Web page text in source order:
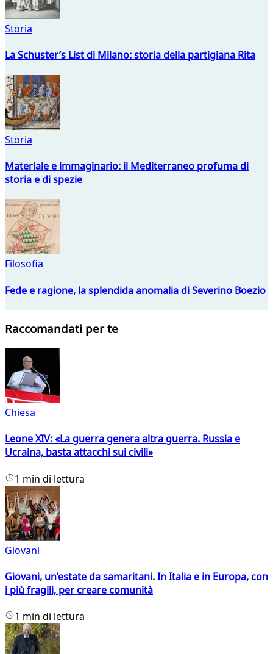
Storia
La Schuster’s List di Milano: storia della partigiana Rita
Storia
Materiale e immaginario: il Mediterraneo profuma di
storia e di spezie
Filosofia
Fede e ragione, la splendida anomalia di Severino Boezio
Raccomandati per te
Chiesa
Leone XIV: «La guerra genera altra guerra. Russia e
Ucraina, basta attacchi sui civili»
1 min di lettura
Giovani
Giovani, un’estate da samaritani. In Italia e in Europa, con
i più fragili, per creare comunità
1 min di lettura